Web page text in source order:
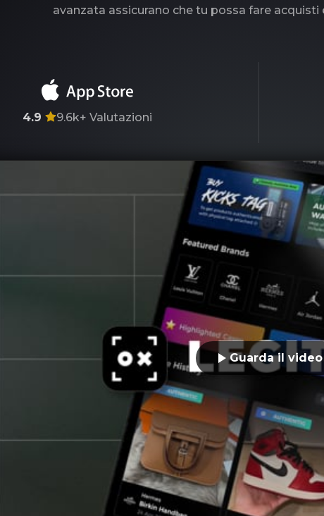
avanzata assicurano che tu possa fare
4.9 9.6k+ Valutazioni
Guarda il video